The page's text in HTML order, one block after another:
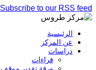
Subscribe to our RSS feed
الرئيسية
عن المركز
دراسات
قراءات
ورقة تقدير موقف